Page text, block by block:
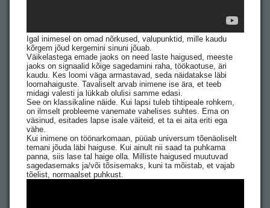
Igal inimesel on omad nõrkused, valupunktid, mille kaudu
kõrgem jõud kergemini sinuni jõuab.
Väikelastega emade jaoks on need laste haigused, meeste
jaoks on signaalid kõige sagedamini raha, töökaotuse, äri
kaudu. Kes loomi väga armastavad, seda näidatakse läbi
loomahaiguste. Tavaliselt arvab inimene ise ära, et teeb
midagi valesti ja lükkab olulisi samme edasi.
See on klassikaline näide. Kui lapsi tuleb tihtipeale rohkem,
on ilmselt probleeme vanemate vahelises suhtes. Ema on
väsinud, esitades lapse isale väiteid, et ta ei aita eriti ega
vähe.
Kui inimene on töönarkomaan, püüab universum tõenäoliselt
temani jõuda läbi haiguse. Kui ainult nii saad ta puhkama
panna, siis lase tal haige olla. Milliste haigused muutuvad
sagedasemaks ja/või tõsisemaks, kuni ta mõistab, et vajab
tõelist, normaalset puhkust.